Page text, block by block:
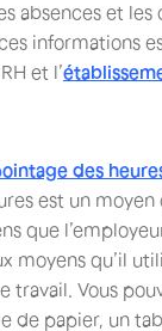
absences et les
informations
et l’
des
est un
que
moyens qu’il
travail. Vous
de papier, un